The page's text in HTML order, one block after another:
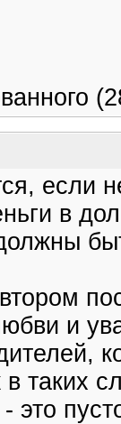
если
в
и
таких
это